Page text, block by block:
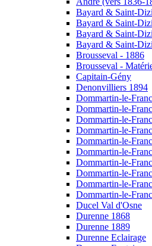
Bayard & Saint-
Bayard & Saint-
Bayard & Saint-
Bayard & Saint-
Brousseval - 1886
Brousseval -
Capitain-Gény
Denonvilliers 1894
Dommartin-le-
Dommartin-le-
Dommartin-le-
Dommartin-le-
Dommartin-le-
Dommartin-le-
Dommartin-le-
Dommartin-le-
Dommartin-le-
Dommartin-le-
Ducel Val d'Osne
Durenne 1868
Durenne 1889
Durenne Eclairage